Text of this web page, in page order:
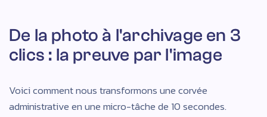
De la photo à l'archivage en 3
clics : la preuve par l'image
Voici comment nous transformons une corvée
administrative en une micro-tâche de 10 secondes.